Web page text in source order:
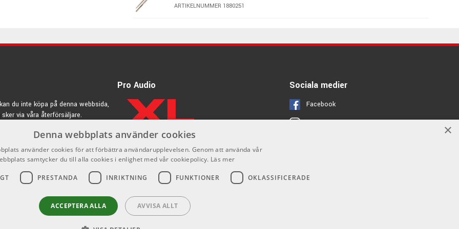
noggrannhet.
som är helt unika för Zildjian.
hobbytrummisar.
ARTIKELNUMMER 1880251
du inte köpa på denna webbsida,
via våra återförsäljare.
Pro Audio Sociala medier
Facebook
Instagram ×
Denna webbplats använder cookies
använder cookies för att förbättra användarupplevelsen. Genom att använda vår
samtycker du till alla cookies i enlighet med vår cookiepolicy. Läs mer
PRESTANDA INRIKTNING FUNKTIONER OKLASSIFICERADE
ACCEPTERA ALLA AVVISA ALLT